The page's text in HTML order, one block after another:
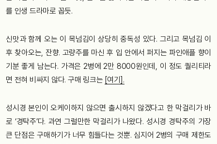
를 인생 드라마로 꼽듯.
신맛과 함께 오는 이 목넘김이 상당히 중독성 있다. 그리고 목넘김 이
후 찾아오는, 잔향. 고량주를 마신 후 입 안에서 퍼지는 파인애플 향이
기분 좋게 남는다. 가격은 2병에 2만 8000원인데, 이 정도 퀄리티라
면 전혀 비싸지 않다. 구매 링크는 [여기].
성시경 본인이 오케이하지 않으면 출시하지 않겠다고 한 막걸리가 바
로 ‘경탁주’다. 과연 그럴만한 막걸리가 나왔다. 성시경 경탁주의 가장
큰 단점은 구매하기가 너무 힘들다는 것뿐. 심지어 2병의 구매 제한도